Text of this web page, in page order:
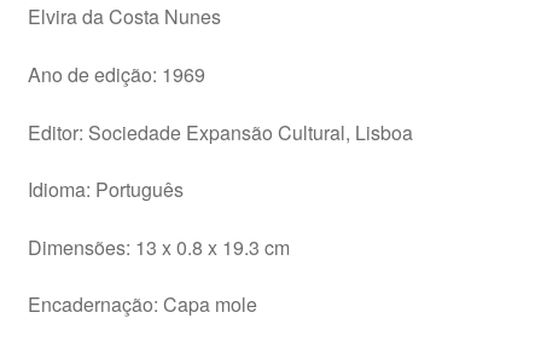
Elvira da Costa Nunes
Ano de edição: 1969
Editor: Sociedade Expansão Cultural, Lisboa
Idioma: Português
Dimensões: 13 x 0.8 x 19.3 cm
Encadernação: Capa mole